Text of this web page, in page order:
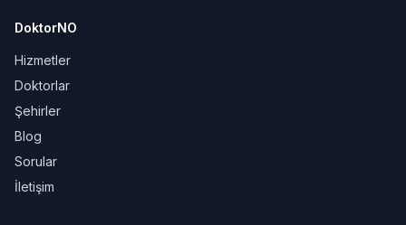
DoktorNO
Hizmetler
Doktorlar
Şehirler
Blog
Sorular
İletişim